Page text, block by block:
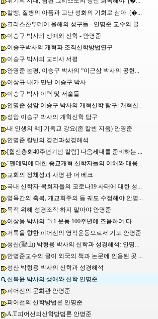
칼뱅, 질병의 아픔과 고난 성화의 기회로 삼아 [�...
크리스챤투데이 올해의 성구들 - 안명준 교수의 글...
이승구 박사의 생애와 신학 - 안명준
이승구박사의 개혁파 조직신학방법연구
이승구 박사의 교리사 서평
안명준 논평, 이승구 박사의 “이근삼 박사의 공헌...
이상규-내가 만난 이승구 박사
이승구 박사 이력 및 저술들
안명준 성암 이승구 박사의 개혁신학 탐구: 개혁신...
성암 이승구 박사의 개혁신학 탐구
내 인생의 책] 기독교 강요(존 칼빈 지음) 안명준
안명준 칼빈의 경건과성경해석
[합신총회40주년기념 칼럼] 다음세대를 준비하는 ...
“펜데믹에 대한 종교개혁 신학자들의 이해와 대응...
교회의 정체성과 사명 판 더 베크
국내 신학자·목회자들의 코로나19 사태에 대한 성...
영육간의 축복, 개교회주의 등 궤도 수정해야 안명...
목적 위해 성경조작 하지 말아야 안명준
이상웅 박사의 ”3.1 운동 100주년에 즈음하여 다...
거룩을 향한 피어선의 영적운동으로서 기도 안명준
성산(聖山) 박형용 박사의 신학과 성경해석: 안명...
안명준교수의 글이 외국의 책과 논문에 인용된 곳 ...
성산 박형용 박사의 신학과 성경해석
신복윤 박사의 생애와 신학 안명준
피어선의 문화관 안명준
피어선의 신학방법론 안명준
A.T.피어선의신학방법론 안명준